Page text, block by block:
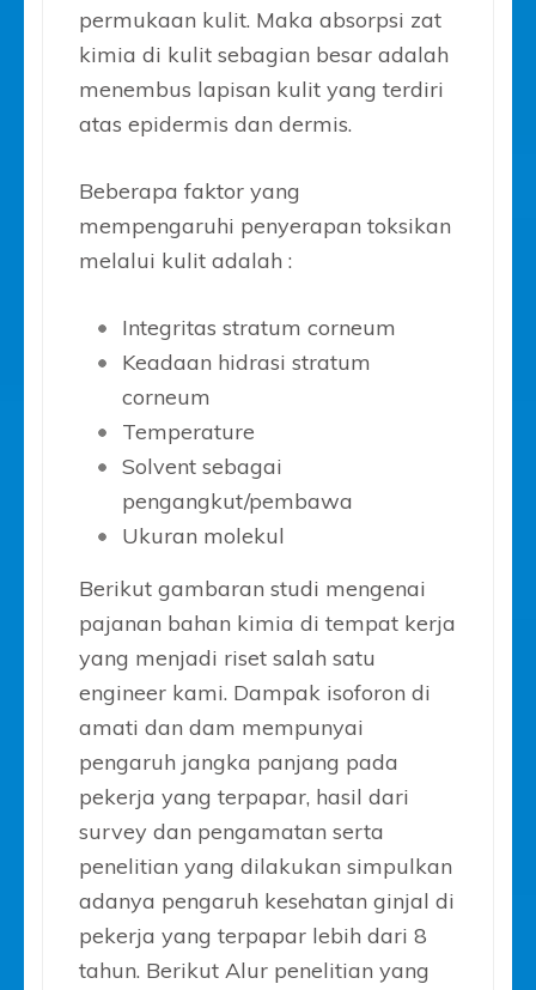
permukaan kulit. Maka absorpsi zat
kimia di kulit sebagian besar adalah
menembus lapisan kulit yang terdiri
atas epidermis dan dermis.
Beberapa faktor yang
mempengaruhi penyerapan toksikan
melalui kulit adalah :
Integritas stratum corneum
Keadaan hidrasi stratum
corneum
Temperature
Solvent sebagai
pengangkut/pembawa
Ukuran molekul
Berikut gambaran studi mengenai
pajanan bahan kimia di tempat kerja
yang menjadi riset salah satu
engineer kami. Dampak isoforon di
amati dan dam mempunyai
pengaruh jangka panjang pada
pekerja yang terpapar, hasil dari
survey dan pengamatan serta
penelitian yang dilakukan simpulkan
adanya pengaruh kesehatan ginjal di
pekerja yang terpapar lebih dari 8
tahun. Berikut Alur penelitian yang